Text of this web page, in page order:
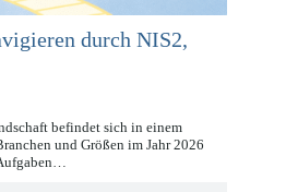
durch NIS2,
befindet sich in einem
und Größen im Jahr 2026